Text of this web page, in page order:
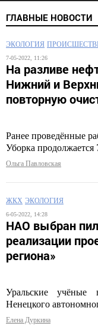
ГЛАВНЫЕ НОВОСТИ
ЭКОЛОГИЯ
7-05-2022, 11:26
На разливе
Нижний и
повторную
Ранее проведённые
Уборка продолжается
Ольга Павловская
ЖКХ ЭКОЛОГИЯ
6-05-2022, 14:28
НАО выбран
реализации
региона»
Уральские учёные
Ненецкого
Елена Дуркина